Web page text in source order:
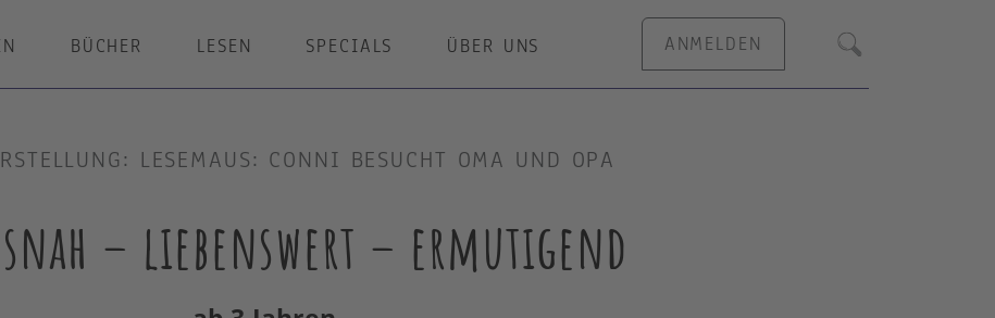
BÜCHER LESEN SPECIALS ÜBER UNS ANMELDEN Suche
LESEMAUS: CONNI BESUCHT OMA UND OPA
– liebenswert – ermutigend